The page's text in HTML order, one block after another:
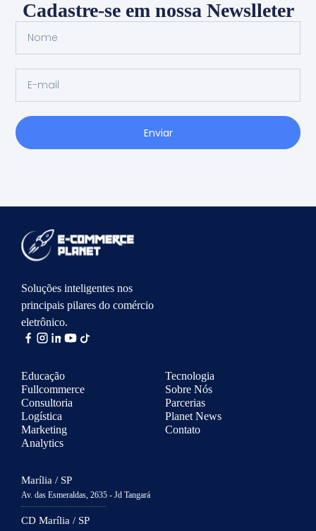
Cadastre-se em nossa Newslleter
Enviar
Soluções inteligentes nos
principais pilares do comércio
eletrônico.
Educação
Fullcommerce
Consultoria
Logística
Marketing
Analytics
Tecnologia
Sobre Nós
Parcerias
Planet News
Contato
Marília / SP
Av. das Esmeraldas, 2635 - Jd Tangará
CD Marília / SP